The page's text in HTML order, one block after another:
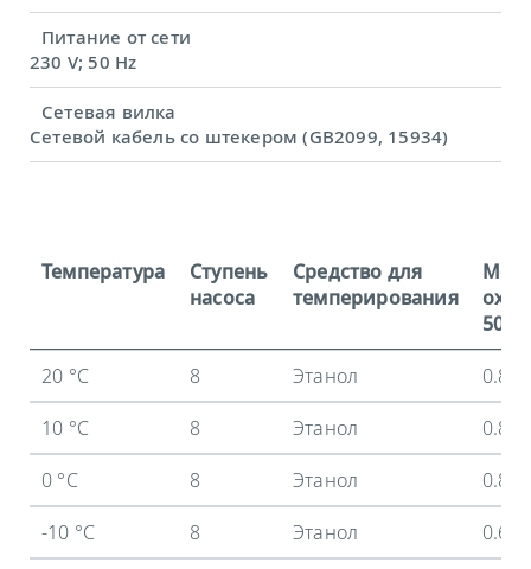
Питание от сети
230 V; 50 Hz
Сетевая вилка
Сетевой кабель со штекером (GB2099, 15934)
Температура
Ступень
насоса
Средство для
темперирования
50 Гц
20 °C
8 Этанол
0.8
10 °C
8 Этанол
0.8
0 °C
8 Этанол
0.8
-10 °C
8 Этанол
0.6